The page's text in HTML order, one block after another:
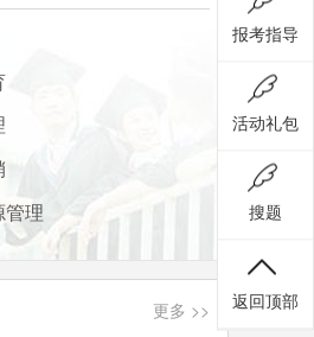
管理
更多 >>
报考指导
活动礼包
搜题
返回顶部